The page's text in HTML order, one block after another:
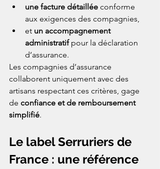
une facture détaillée conforme
aux exigences des compagnies,
et un accompagnement
administratif pour la déclaration
d’assurance.
Les compagnies d’assurance
collaborent uniquement avec des
artisans respectant ces critères, gage
de confiance et de remboursement
simplifié.
Le label Serruriers de
France : une référence